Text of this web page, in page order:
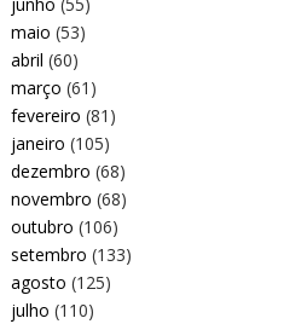
maio (53)
abril (60)
março (61)
fevereiro (81)
janeiro (105)
dezembro (68)
novembro (68)
outubro (106)
setembro (133)
agosto (125)
julho (110)